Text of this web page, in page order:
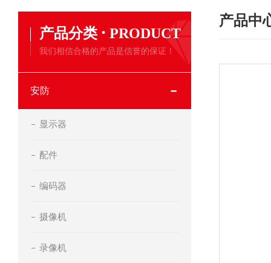
产品分类 · PRODUCT
我们相信合格的产品是信誉的保证！
安防
显示器
配件
编码器
摄像机
录像机
产品中